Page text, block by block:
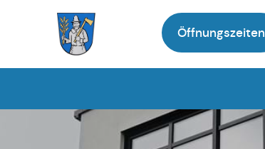
Zur Startseite
Öffnungszeiten